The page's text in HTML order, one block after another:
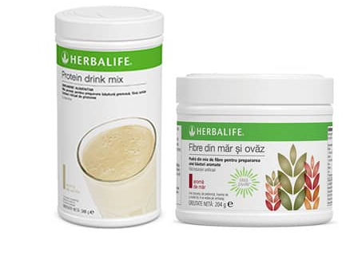
Detoxifiere Herbalife
Imunitate Herbalife
Suport Sistem Cardiovascular
Vitamine Copii
Sanatatea Creierului
Scaderea Colesterolului
Produse vegetarieni, vegani
Gateste cu Herbalife
Sport & Fitness
Energie pentru Intreaga Zi cu